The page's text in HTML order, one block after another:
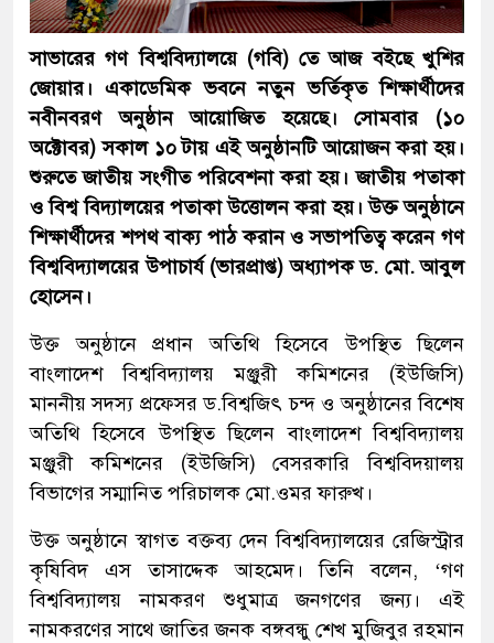
সাভারের গণ বিশ্ববিদ্যালয়ে (গবি) তে আজ বইছে খুশির
জোয়ার। একাডেমিক ভবনে নতুন ভর্তিকৃত শিক্ষার্থীদের
নবীনবরণ অনুষ্ঠান আয়োজিত হয়েছে। সোমবার (১০
অক্টোবর) সকাল ১০ টায় এই অনুষ্ঠানটি আয়োজন করা হয়।
শুরুতে জাতীয় সংগীত পরিবেশনা করা হয়। জাতীয় পতাকা
ও বিশ্ব বিদ্যালয়ের পতাকা উত্তোলন করা হয়। উক্ত অনুষ্ঠানে
শিক্ষার্থীদের শপথ বাক্য পাঠ করান ও সভাপতিত্ব করেন গণ
বিশ্ববিদ্যালয়ের উপাচার্য (ভারপ্রাপ্ত) অধ্যাপক ড. মো. আবুল
হোসেন।
উক্ত অনুষ্ঠানে প্রধান অতিথি হিসেবে উপস্থিত ছিলেন
বাংলাদেশ বিশ্ববিদ্যালয় মঞ্জুরী কমিশনের (ইউজিসি)
মাননীয় সদস্য প্রফেসর ড.বিশ্বজিৎ চন্দ ও অনুষ্ঠানের বিশেষ
অতিথি হিসেবে উপস্থিত ছিলেন বাংলাদেশ বিশ্ববিদ্যালয়
মঞ্জুরী কমিশনের (ইউজিসি) বেসরকারি বিশ্ববিদয়ালয়
বিভাগের সম্মানিত পরিচালক মো.ওমর ফারুখ।
উক্ত অনুষ্ঠানে স্বাগত বক্তব্য দেন বিশ্ববিদ্যালয়ের রেজিস্ট্রার
কৃষিবিদ এস তাসাদ্দেক আহমেদ। তিনি বলেন, ‘গণ
বিশ্ববিদ্যালয় নামকরণ শুধুমাত্র জনগণের জন্য। এই
নামকরণের সাথে জাতির জনক বঙ্গবন্ধু শেখ মুজিবুর রহমান